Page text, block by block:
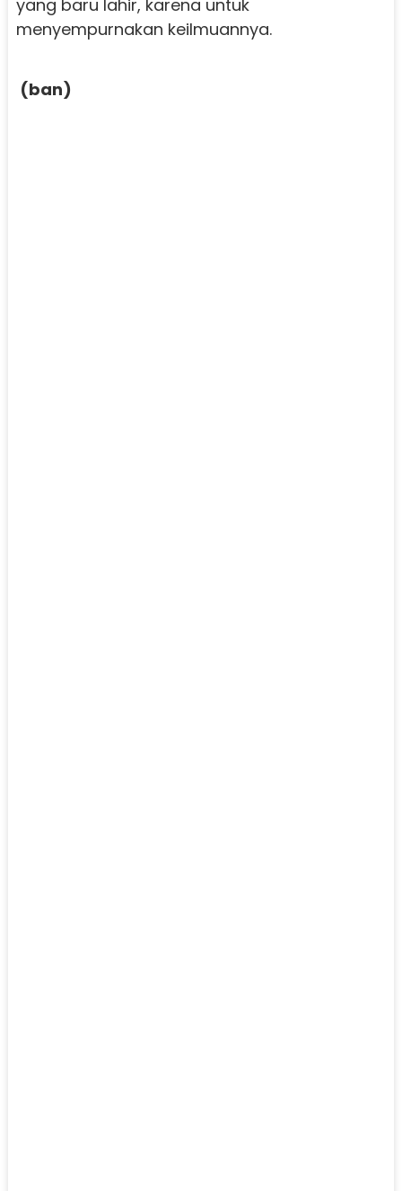
yang baru lahir, karena untuk
menyempurnakan keilmuannya.
(ban)